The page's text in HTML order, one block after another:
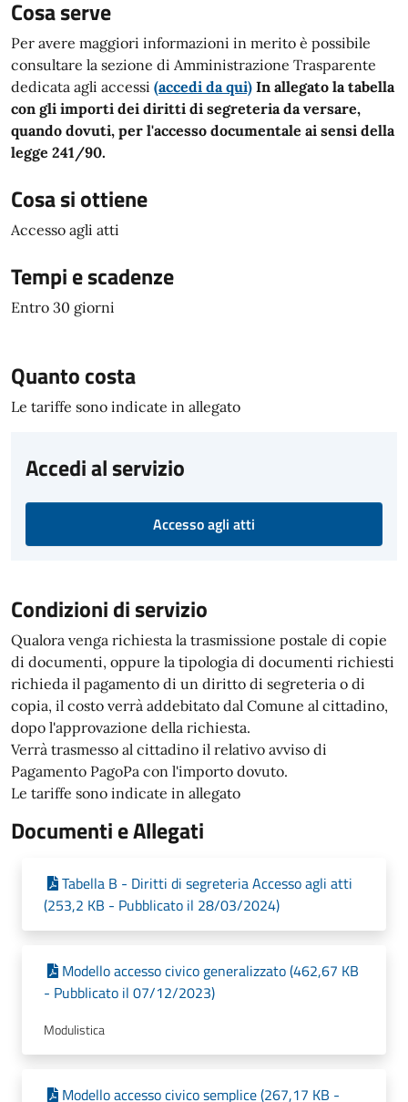
Cosa serve
Per avere maggiori informazioni in merito è possibile
consultare la sezione di Amministrazione Trasparente
dedicata agli accessi (accedi da qui) In allegato la tabella
con gli importi dei diritti di segreteria da versare,
quando dovuti, per l'accesso documentale ai sensi della
legge 241/90.
Cosa si ottiene
Accesso agli atti
Tempi e scadenze
Entro 30 giorni
Quanto costa
Le tariffe sono indicate in allegato
Accedi al servizio
Accesso agli atti
Condizioni di servizio
Qualora venga richiesta la trasmissione postale di copie
di documenti, oppure la tipologia di documenti richiesti
richieda il pagamento di un diritto di segreteria o di
copia, il costo verrà addebitato dal Comune al cittadino,
dopo l'approvazione della richiesta.
Verrà trasmesso al cittadino il relativo avviso di
Pagamento PagoPa con l'importo dovuto.
Le tariffe sono indicate in allegato
Documenti e Allegati
Tabella B - Diritti di segreteria Accesso agli atti
(253,2 KB - Pubblicato il 28/03/2024)
Modello accesso civico generalizzato (462,67 KB
- Pubblicato il 07/12/2023)
Modulistica
Modello accesso civico semplice (267,17 KB -